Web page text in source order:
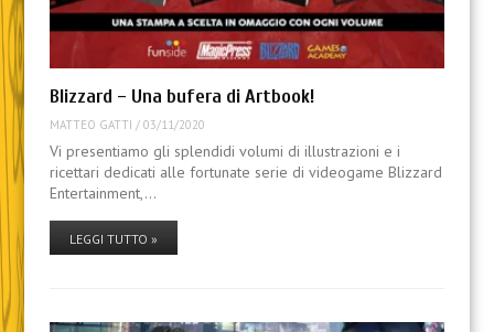
Blizzard – Una bufera di Artbook!
MATTEO GATTI / 03/11/2020
Vi presentiamo gli splendidi volumi di illustrazioni e i
ricettari dedicati alle fortunate serie di videogame Blizzard
Entertainment,…
LEGGI TUTTO »